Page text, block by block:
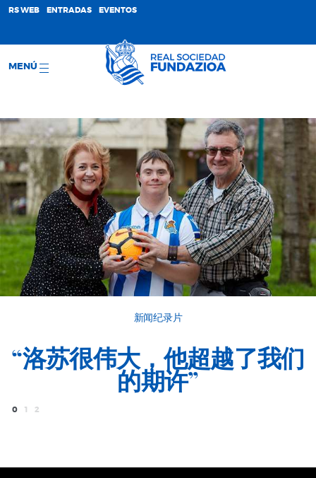
RS WEB ENTRADAS EVENTOS
MENÚ
新闻纪录片
“洛苏很伟大，他超越了我们
的期许”
0 1 2